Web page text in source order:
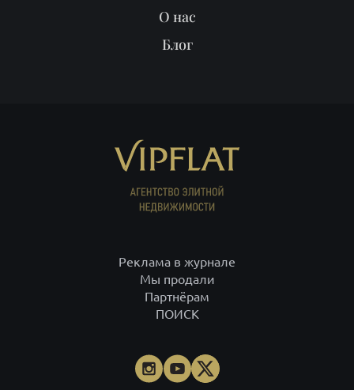
О нас
Блог
Реклама в журнале
Мы продали
Партнёрам
ПОИСК